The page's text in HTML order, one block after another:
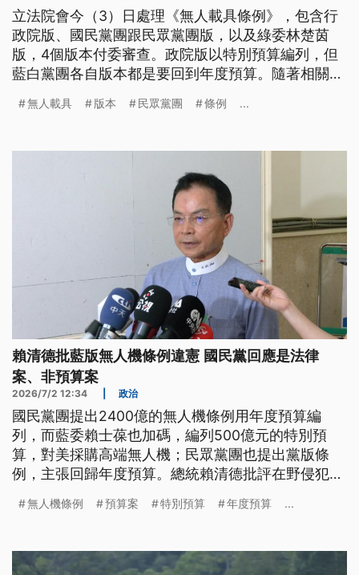
立法院會今（3）日處理《無人載具條例》，包含行
政院版、國民黨團跟民眾黨團版，以及綠委林楚茵
版，4個版本付委審查。政院版以特別預算編列，但
藍白黨團各自版本都是要回到年度預算。隨著相關條
灣廠商在無人載具的硬體製造部分問題不大，但軟體
無人載具 版本 民眾黨團 條例 ...
賴清德批藍版無人機條例違憲 國民黨回應是法律
案、非預算案
2026/7/2 12:34 政治
國民黨團提出2400億的無人機條例用年度預算編
列，而藍委賴士葆也加碼，編列500億元的特別預
算，對美採購高端無人機；民眾黨團也提出黨版條
例，主張回歸年度預算。總統賴清德批評在野侵犯行
過國民黨反批賴清德憲法知識不及格，指條例是法律
無人機條例 預算案 特別預算 年度預算 ...